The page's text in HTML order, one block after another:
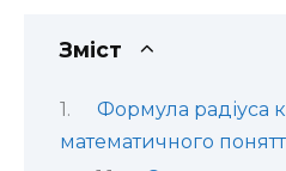
Зміст
Формула радіуса
математичного